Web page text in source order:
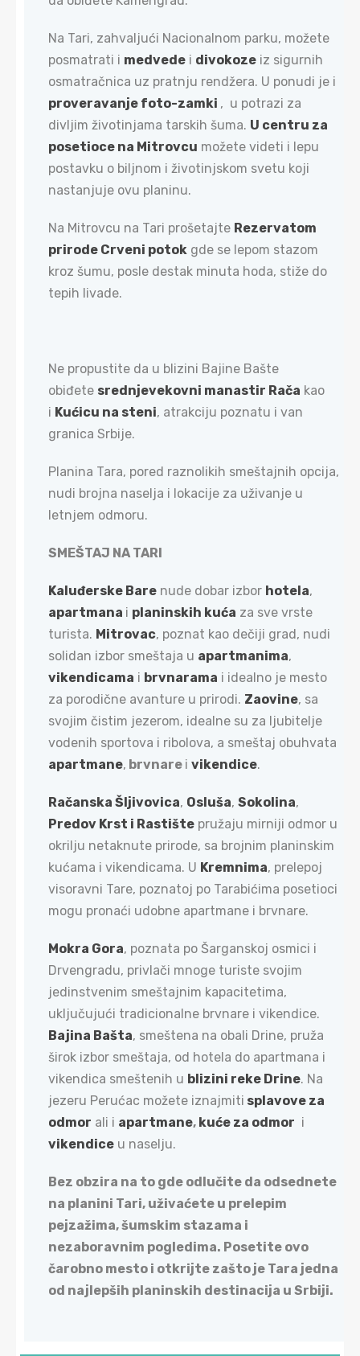
Na Tari, zahvaljući Nacionalnom parku, možete
posmatrati i medvede i divokoze iz sigurnih
osmatračnica uz pratnju rendžera. U ponudi je i
proveravanje foto-zamki , u potrazi za
divljim životinjama tarskih šuma. U centru za
posetioce na Mitrovcu možete videti i lepu
postavku o biljnom i životinjskom svetu koji
nastanjuje ovu planinu.
Na Mitrovcu na Tari prošetajte Rezervatom
prirode Crveni potok gde se lepom stazom
kroz šumu, posle destak minuta hoda, stiže do
tepih livade.
Ne propustite da u blizini Bajine Bašte
obiđete srednjevekovni manastir Rača kao
i Kućicu na steni, atrakciju poznatu i van
granica Srbije.
Planina Tara, pored raznolikih smeštajnih opcija,
nudi brojna naselja i lokacije za uživanje u
letnjem odmoru.
SMEŠTAJ NA TARI
Kaluđerske Bare nude dobar izbor hotela,
apartmana i planinskih kuća za sve vrste
turista. Mitrovac, poznat kao dečiji grad, nudi
solidan izbor smeštaja u apartmanima,
vikendicama i brvnarama i idealno je mesto
za porodične avanture u prirodi. Zaovine, sa
svojim čistim jezerom, idealne su za ljubitelje
vodenih sportova i ribolova, a smeštaj obuhvata
apartmane, brvnare i vikendice.
Račanska Šljivovica, Osluša, Sokolina,
Predov Krst i Rastište pružaju mirniji odmor u
okrilju netaknute prirode, sa brojnim planinskim
kućama i vikendicama. U Kremnima, prelepoj
visoravni Tare, poznatoj po Tarabićima posetioci
mogu pronaći udobne apartmane i brvnare.
Mokra Gora, poznata po Šarganskoj osmici i
Drvengradu, privlači mnoge turiste svojim
jedinstvenim smeštajnim kapacitetima,
uključujući tradicionalne brvnare i vikendice.
Bajina Bašta, smeštena na obali Drine, pruža
širok izbor smeštaja, od hotela do apartmana i
vikendica smeštenih u blizini reke Drine. Na
jezeru Perućac možete iznajmiti splavove za
odmor ali i apartmane, kuće za odmor i
vikendice u naselju.
Bez obzira na to gde odlučite da odsednete
na planini Tari, uživaćete u prelepim
pejzažima, šumskim stazama i
nezaboravnim pogledima. Posetite ovo
čarobno mesto i otkrijte zašto je Tara jedna
od najlepših planinskih destinacija u Srbiji.